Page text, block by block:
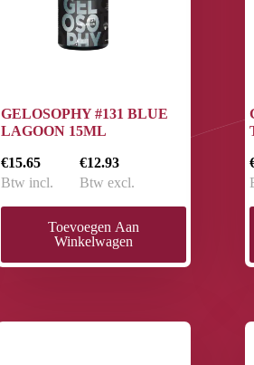
GELOSOPHY #131 BLUE
LAGOON 15ML
€15.65
Btw incl.
€12.93
Btw excl.
Toevoegen Aan
Winkelwagen